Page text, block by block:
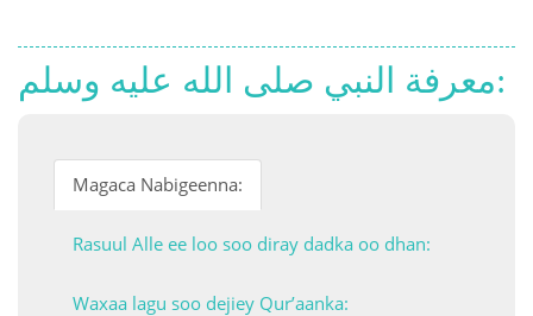
Français
Hausa
Қазақ
فارسی
Русский
معرفة النبي صلى الله عليه وسلم:
Magaca Nabigeenna:
Rasuul Alle ee loo soo diray dadka oo dhan:
Waxaa lagu soo dejiey Qur’aanka: